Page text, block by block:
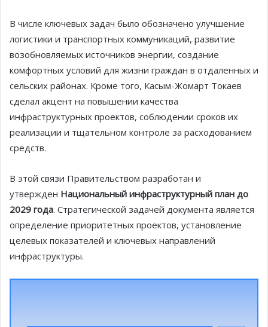
В числе ключевых задач было обозначено улучшение
логистики и транспортных коммуникаций, развитие
возобновляемых источников энергии, создание
комфортных условий для жизни граждан в отдаленных и
сельских районах. Кроме того, Касым-Жомарт Токаев
сделал акцент на повышении качества
инфраструктурных проектов, соблюдении сроков их
реализации и тщательном контроле за расходованием
средств.
В этой связи Правительством разработан и
утвержден Национальный инфраструктурный план до
2029 года. Стратегической задачей документа является
определение приоритетных проектов, установление
целевых показателей и ключевых направлений
инфраструктуры.